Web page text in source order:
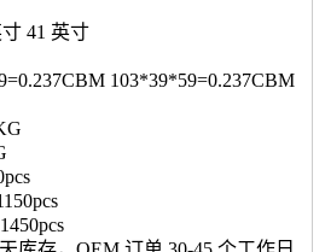
41 英寸
103*39*59=0.237CBM